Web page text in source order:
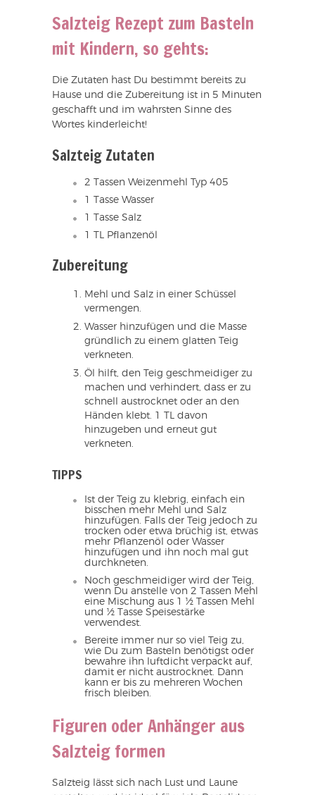
Salzteig Rezept zum Basteln
mit Kindern, so gehts:
Die Zutaten hast Du bestimmt bereits zu
Hause und die Zubereitung ist in 5 Minuten
geschafft und im wahrsten Sinne des
Wortes kinderleicht!
Salzteig Zutaten
2 Tassen Weizenmehl Typ 405
1 Tasse Wasser
1 Tasse Salz
1 TL Pflanzenöl
Zubereitung
Mehl und Salz in einer Schüssel
vermengen.
Wasser hinzufügen und die Masse
gründlich zu einem glatten Teig
verkneten.
Öl hilft, den Teig geschmeidiger zu
machen und verhindert, dass er zu
schnell austrocknet oder an den
Händen klebt. 1 TL davon
hinzugeben und erneut gut
verkneten.
TIPPS
Ist der Teig zu klebrig, einfach ein
bisschen mehr Mehl und Salz
hinzufügen. Falls der Teig jedoch zu
trocken oder etwa brüchig ist, etwas
mehr Pflanzenöl oder Wasser
hinzufügen und ihn noch mal gut
durchkneten.
Noch geschmeidiger wird der Teig,
wenn Du anstelle von 2 Tassen Mehl
eine Mischung aus 1 ½ Tassen Mehl
und ½ Tasse Speisestärke
verwendest.
Bereite immer nur so viel Teig zu,
wie Du zum Basteln benötigst oder
bewahre ihn luftdicht verpackt auf,
damit er nicht austrocknet. Dann
kann er bis zu mehreren Wochen
frisch bleiben.
Figuren oder Anhänger aus
Salzteig formen
Salzteig lässt sich nach Lust und Laune